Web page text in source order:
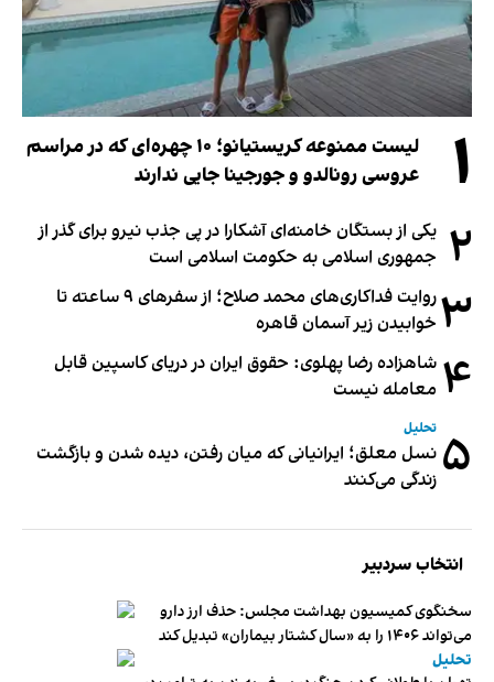
۱
لیست ممنوعه کریستیانو؛ ۱۰ چهره‌ای که در مراسم
عروسی رونالدو و جورجینا جایی ندارند
۲ یکی از بستگان خامنه‌ای آشکارا در پی جذب نیرو برای گذر از
جمهوری اسلامی به حکومت اسلامی است
۳
روایت فداکاری‌های محمد صلاح؛ از سفرهای ۹ ساعته تا
خوابیدن زیر آسمان قاهره
۴ شاهزاده رضا پهلوی: حقوق ایران در دریای کاسپین قابل
معامله نیست
۵ تحلیل
نسل معلق؛ ایرانیانی که میان رفتن، دیده شدن و بازگشت
زندگی می‌کنند
انتخاب سردبیر
سخنگوی کمیسیون بهداشت مجلس: حذف ارز دارو
می‌تواند ۱۴۰۶ را به «سال کشتار بیماران» تبدیل کند
تحلیل